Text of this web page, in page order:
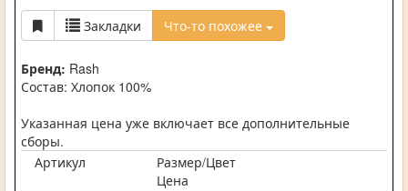
Закладки Что-то похожее
Бренд: Rash
Состав: Хлопок 100%
Указанная цена уже включает все дополнительные
сборы.
Артикул
Размер/Цвет
Цена